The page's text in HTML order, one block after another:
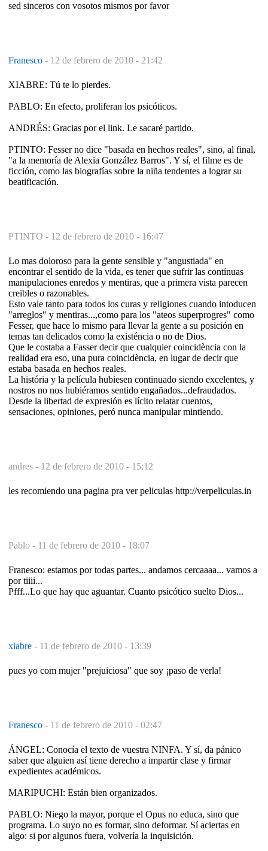
sed sinceros con vosotos mismos por favor
Franesco - 12 de febrero de 2010 - 21:42
XIABRE: Tú te lo pierdes.
PABLO: En efecto, proliferan los psicóticos.
ANDRÉS: Gracias por el link. Le sacaré partido.
PTINTO: Fesser no dice "basada en hechos reales", sino, al final,
"a la memoría de Alexia González Barros". Y sí, el filme es de
ficción, como las biografías sobre la niña tendentes a lograr su
beatificación.
PTINTO - 12 de febrero de 2010 - 16:47
Lo mas doloroso para la gente sensible y "angustiada" en
encontrar el sentido de la vida, es tener que sufrir las contínuas
manipulaciones enredos y mentiras, que a primera vista parecen
creibles o razonables.
Esto vale tanto para todos los curas y religiones cuando intoducen
"arreglos" y mentiras...,como para los "ateos superprogres" como
Fesser, que hace lo mismo para llevar la gente a su posición en
temas tan delicados como la existéncia o no de Dios.
Que le costaba a Fasser decir que cualquier coincidència con la
realidad era eso, una pura coincidència, en lugar de decir que
estaba basada en hechos reales.
La história y la película hubiesen continuado siendo excelentes, y
nostros no nos hubiéramos sentido engañados...defraudados.
Desde la libertad de expresión es lícito relatar cuentos,
sensaciones, opiniones, peró nunca manipular mintiendo.
andres - 12 de febrero de 2010 - 15:12
les recomiendo una pagina pra ver peliculas http://verpeliculas.in
Pablo - 11 de febrero de 2010 - 18:07
Franesco: estamos por todas partes... andamos cercaaaa... vamos a
por tiiii...
Pfff...Lo que hay que aguantar. Cuanto psicótico suelto Dios...
xiabre - 11 de febrero de 2010 - 13:39
pues yo com mujer "prejuiciosa" que soy ¡paso de verla!
Franesco - 11 de febrero de 2010 - 02:47
ÁNGEL: Conocía el texto de vuestra NINFA. Y sí, da pánico
saber que alguien así tiene derecho a impartir clase y firmar
expedientes académicos.
MARIPUCHI: Están bien organizados.
PABLO: Niego la mayor, porque el Opus no educa, sino que
programa. Lo suyo no es formar, sino deformar. Sí aciertas en
algo: si por algunos fuera, volvería la inquisición.